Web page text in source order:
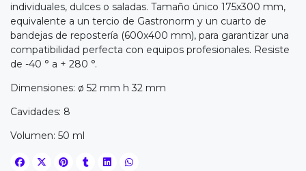
individuales, dulces o saladas. Tamaño único 175x300 mm,
equivalente a un tercio de Gastronorm y un cuarto de
bandejas de repostería (600x400 mm), para garantizar una
compatibilidad perfecta con equipos profesionales. Resiste
de -40 ° a + 280 °.
Dimensiones: ø 52 mm h 32 mm
Cavidades: 8
Volumen: 50 ml